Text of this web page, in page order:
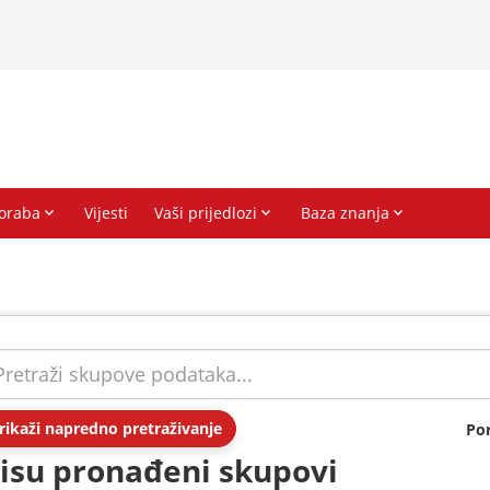
napredno pretraživanje
pronađeni skupovi